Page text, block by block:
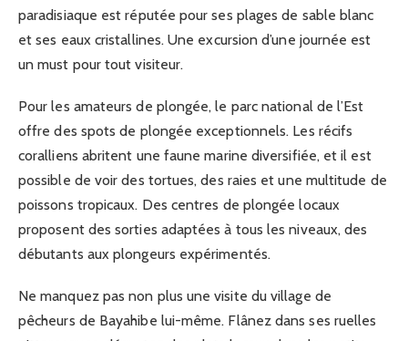
paradisiaque est réputée pour ses plages de sable blanc
et ses eaux cristallines. Une excursion d’une journée est
un must pour tout visiteur.
Pour les amateurs de plongée, le parc national de l’Est
offre des spots de plongée exceptionnels. Les récifs
coralliens abritent une faune marine diversifiée, et il est
possible de voir des tortues, des raies et une multitude de
poissons tropicaux. Des centres de plongée locaux
proposent des sorties adaptées à tous les niveaux, des
débutants aux plongeurs expérimentés.
Ne manquez pas non plus une visite du village de
pêcheurs de Bayahibe lui-même. Flânez dans ses ruelles